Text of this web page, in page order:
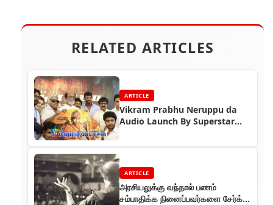
RELATED ARTICLES
ARTICLE
Vikram Prabhu Neruppu da
Audio Launch By Superstar
ARTICLE
அரசியலுக்கு வந்தால் பணம்
சம்பாதிக்க நினைப்பவர்களை சேர்க்க